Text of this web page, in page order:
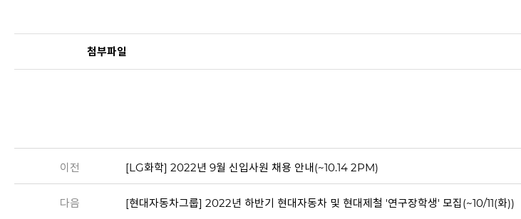
첨부파일
이전 [LG화학] 2022년 9월 신입사원 채용 안내(~10.14 2PM)
다음 [현대자동차그룹] 2022년 하반기 현대자동차 및 현대제철 '연구장학생' 모집(~10/11(화))